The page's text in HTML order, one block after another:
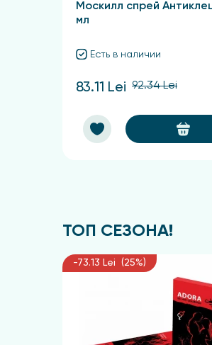
Москилл спрей
мл
Есть в наличии
83.11 Lei 92.34 Lei
ТОП СЕЗОНА!
-73.13 Lei (25%)